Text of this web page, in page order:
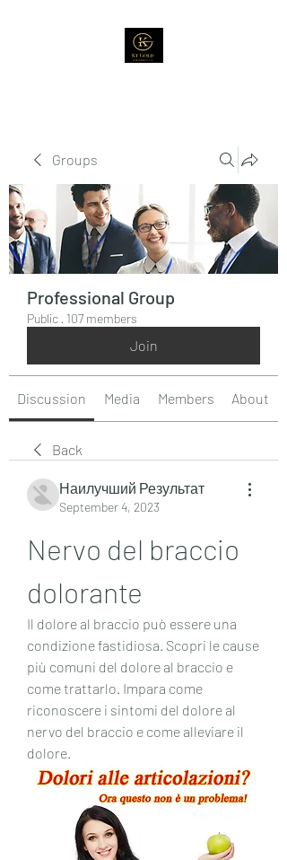
Groups
Professional Group
Public · 107 members
Join
Discussion Media Members About
Back
Наилучший Результат
September 4, 2023
Nervo del braccio
dolorante
Il dolore al braccio può essere una
condizione fastidiosa. Scopri le cause
più comuni del dolore al braccio e
come trattarlo. Impara come
riconoscere i sintomi del dolore al
nervo del braccio e come alleviare il
dolore.